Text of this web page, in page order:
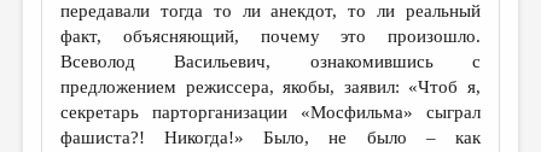
передавали тогда то ли анекдот, то ли реальный
факт, объясняющий, почему это произошло.
Всеволод Васильевич, ознакомившись с
предложением режиссера, якобы, заявил: «Чтоб я,
секретарь парторганизации «Мосфильма» сыграл
фашиста?! Никогда!» Было, не было – как